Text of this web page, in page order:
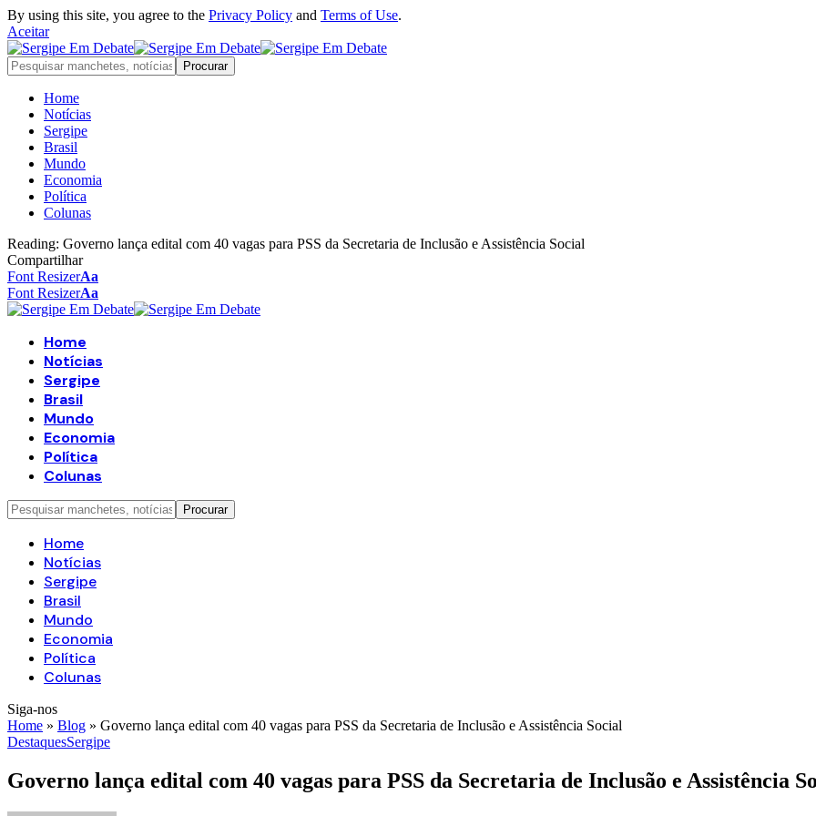
By using this site, you agree to the Privacy Policy and Terms of Use.
Aceitar
Home
Notícias
Sergipe
Brasil
Mundo
Economia
Política
Colunas
Reading: Governo lança edital com 40 vagas para PSS da Secretaria de Inclusão e Assistência Social
Compartilhar
Font ResizerAa
Font ResizerAa
Home
Notícias
Sergipe
Brasil
Mundo
Economia
Política
Colunas
Home
Notícias
Sergipe
Brasil
Mundo
Economia
Política
Colunas
Siga-nos
Home » Blog » Governo lança edital com 40 vagas para PSS da Secretaria de Inclusão e Assistência Social
DestaquesSergipe
Governo lança edital com 40 vagas para PSS da Secretaria de Inclusão e Assistência